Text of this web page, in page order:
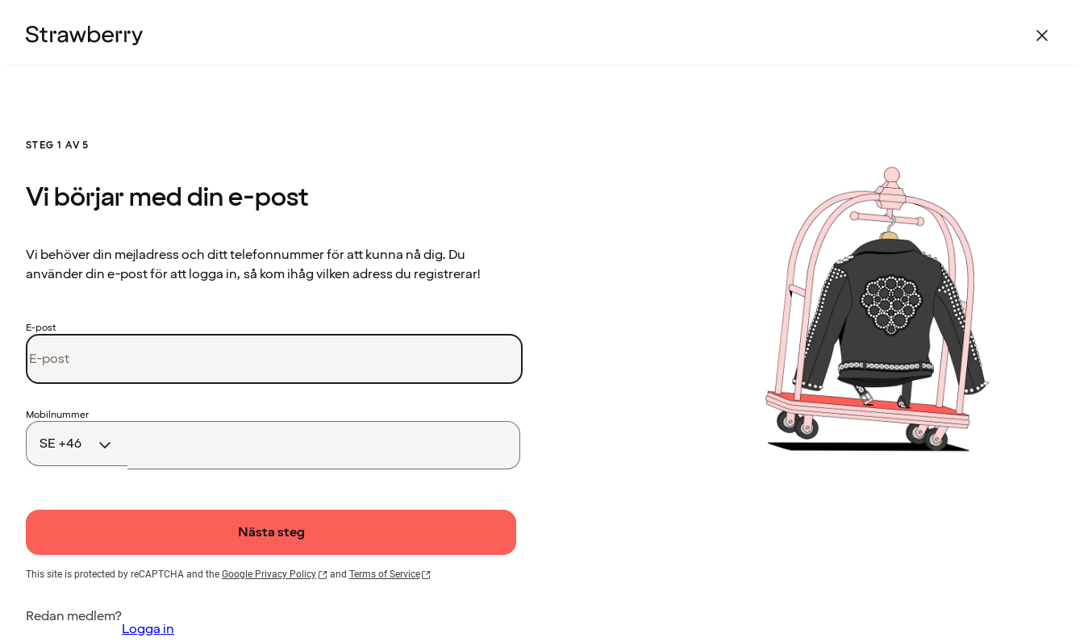
STEG 1 AV 5
Vi börjar med din e-post
Vi behöver din mejladress och ditt telefonnummer för att kunna nå dig. Du
använder din e-post för att logga in, så kom ihåg vilken adress du registrerar!
E-post
Landskod
Mobilnummer
Nästa steg
This site is protected by reCAPTCHA and the Google Privacy Policy and Terms of Service
Redan medlem?
Logga in